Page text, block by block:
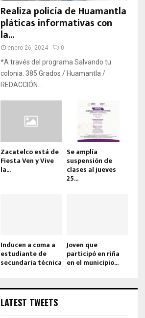
Realiza policía de Huamantla
pláticas informativas con
la...
enero 26, 2024 0
*A través del programa Salvando tu
colonia. 385 Grados / Huamantla /
REDACCIÓN...
Zacatelco está de
Fiesta Ven y Vive
la...
Se amplía
suspensión de
clases al jueves
25...
Inducen a coma a
estudiante de
secundaria técnica
Joven que
participó en riña
en el municipio...
LATEST TWEETS